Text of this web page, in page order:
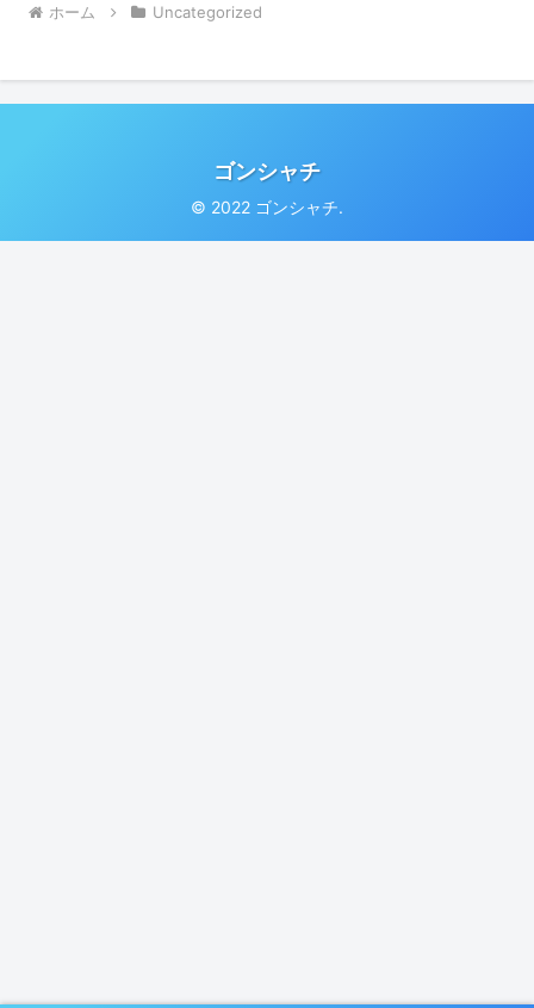
ホーム Uncategorized
ゴンシャチ
© 2022 ゴンシャチ.